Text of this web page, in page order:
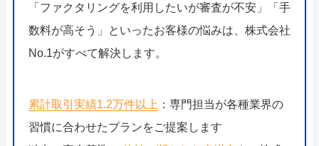
「ファクタリングを利用したいが審査が不安」「手
数料が高そう」といったお客様の悩みは、株式会社
No.1がすべて解決します。
累計取引実績1.2万件以上 ：専門担当が各種業界の
習慣に合わせたプランをご提案します